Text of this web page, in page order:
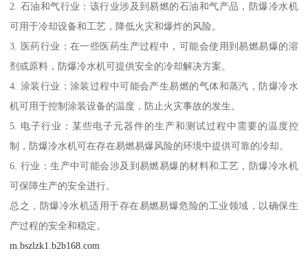
2. 石油和气行业：该行业涉及到易燃的石油和气产品，防爆冷水机
可用于冷却设备和工艺，降低火灾和爆炸的风险。
3. 医药行业：在一些医药生产过程中，可能会使用到易燃易爆的溶
剂或原料，防爆冷水机可提供安全的冷却解决方案。
4. 涂装行业：涂装过程中可能会产生易燃的气体和蒸汽，防爆冷水
机可用于控制涂装设备的温度，防止火灾事故的发生。
5. 电子行业：某些电子元器件的生产和测试过程中需要的温度控
制，防爆冷水机可在存在易燃易爆风险的环境中提供可靠的冷却。
6. 行业：生产中可能会涉及到易燃易爆的材料和工艺，防爆冷水机
可保障生产的安全进行。
总之，防爆冷水机适用于存在易燃易爆危险的工业领域，以确保生
产过程的安全和稳定。
m.bszlzk1.b2b168.com